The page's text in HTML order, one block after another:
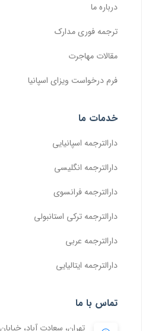
درباره ما
ترجمه فوری مدارک
مقالات مهاجرت
فرم درخواست ویزای اسپانیا
خدمات ما
دارالترجمه اسپانیایی
دارالترجمه انگلیسی
دارالترجمه فرانسوی
دارالترجمه ترکی استانبولی
دارالترجمه عربی
دارالترجمه ایتالیایی
تماس با ما